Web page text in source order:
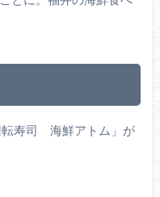
転寿司 海鮮アトム」が